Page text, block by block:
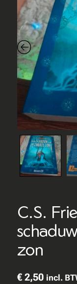
C.S.
zon
€2,50 incl.